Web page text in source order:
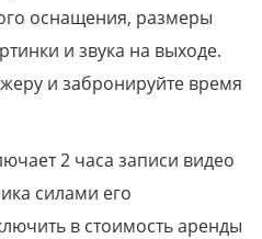
оснащения, размеры
и звука на выходе.
и забронируйте время
2 часа записи видео
силами его
в стоимость аренды